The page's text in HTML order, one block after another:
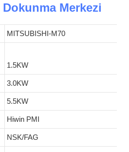
Dokunma Merkezi
MITSUBISHI-M70
1.5KW
3.0KW
5.5KW
Hiwin PMI
NSK/FAG